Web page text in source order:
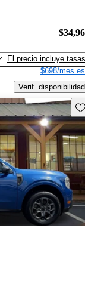
El precio incluye tasas
$698/mes
Verif. disponibilidad